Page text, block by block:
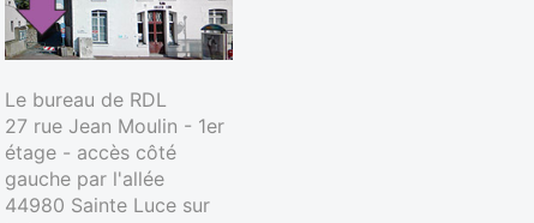
Le bureau de RDL
27 rue Jean Moulin - 1er
étage - accès côté
gauche par l'allée
44980 Sainte Luce sur